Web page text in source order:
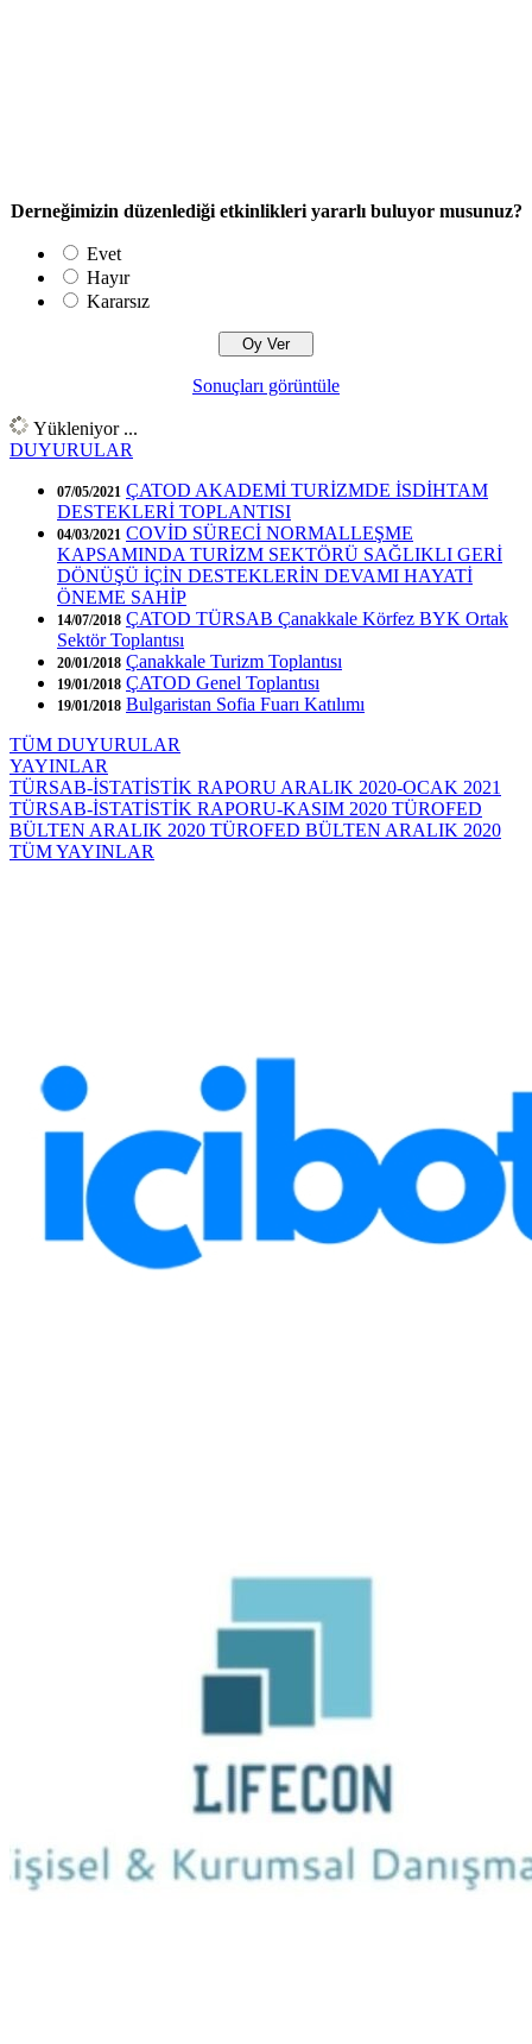
Derneğimizin düzenlediği etkinlikleri yararlı buluyor musunuz?
Evet
Hayır
Kararsız
Sonuçları görüntüle
Yükleniyor ...
DUYURULAR
07/05/2021 ÇATOD AKADEMİ TURİZMDE İSDİHTAM
DESTEKLERİ TOPLANTISI
04/03/2021 COVİD SÜRECİ NORMALLEŞME
KAPSAMINDA TURİZM SEKTÖRÜ SAĞLIKLI GERİ
DÖNÜŞÜ İÇİN DESTEKLERİN DEVAMI HAYATİ
ÖNEME SAHİP
14/07/2018 ÇATOD TÜRSAB Çanakkale Körfez BYK Ortak
Sektör Toplantısı
20/01/2018 Çanakkale Turizm Toplantısı
19/01/2018 ÇATOD Genel Toplantısı
19/01/2018 Bulgaristan Sofia Fuarı Katılımı
TÜM DUYURULAR
YAYINLAR
TÜRSAB-İSTATİSTİK RAPORU ARALIK 2020-OCAK 2021
TÜRSAB-İSTATİSTİK RAPORU-KASIM 2020 TÜROFED
BÜLTEN ARALIK 2020 TÜROFED BÜLTEN ARALIK 2020
TÜM YAYINLAR